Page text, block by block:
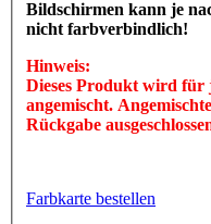
Bildschirmen kann je
nicht farbverbindlich!
Hinweis:
Dieses Produkt wird für
angemischt.
Rückgabe
Farbkarte bestellen